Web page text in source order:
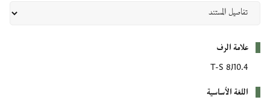
علامة الرف
T-S 8J10.4
اللغة الأساسية